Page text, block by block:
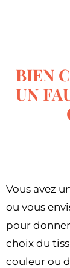
BIEN
UN
Vous avez
ou vous
pour
choix du
couleur ou